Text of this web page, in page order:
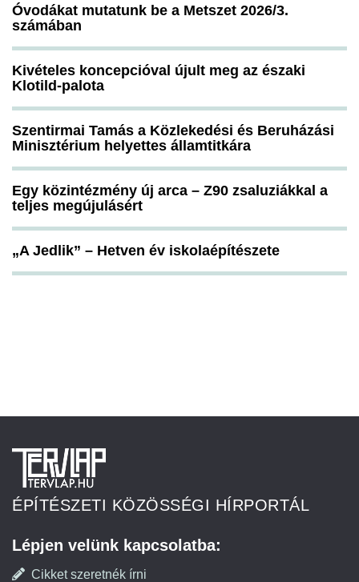
Óvodákat mutatunk be a Metszet 2026/3.
számában
Kivételes koncepcióval újult meg az északi
Klotild-palota
Szentirmai Tamás a Közlekedési és Beruházási
Minisztérium helyettes államtitkára
Egy közintézmény új arca – Z90 zsaluziákkal a
teljes megújulásért
„A Jedlik” – Hetven év iskolaépítészete
ÉPÍTÉSZETI KÖZÖSSÉGI HÍRPORTÁL
Lépjen velünk kapcsolatba:
Cikket szeretnék írni